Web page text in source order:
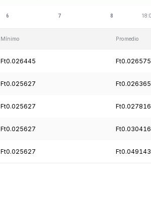
Mínimo Promedio
Ft0.026445 Ft0.026575
Ft0.025627 Ft0.026365
Ft0.025627 Ft0.027816
Ft0.025627 Ft0.030416
Ft0.025627 Ft0.049143